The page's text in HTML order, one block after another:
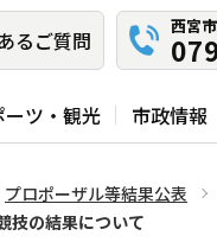
るご質問
西宮
ツ・観光 市政情報
プロポーザル等結果公表
技の結果について